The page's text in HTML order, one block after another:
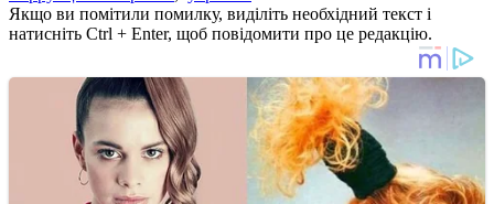
Якщо ви помітили помилку, виділіть необхідний текст і
натисніть Ctrl + Enter, щоб повідомити про це редакцію.